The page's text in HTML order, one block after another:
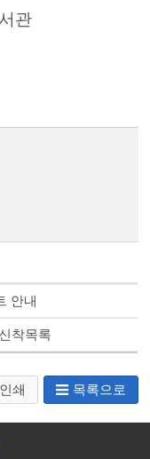
관
안내
착목록
인쇄 목록으로